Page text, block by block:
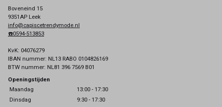
Boveneind 15
9351AP Leek
info@capiscetrendymode.nl
☎️0594-513853
KvK: 04076279
IBAN nummer: NL13 RABO 0104826169
BTW nummer: NL81 396 7569 B01
Openingstijden
Maandag
13:00 - 17:30
Dinsdag
9:30 - 17:30